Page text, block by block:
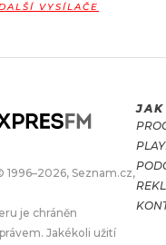
VYSÍLAČE
Seznam.cz,
je chráněn
Jakékoli užití